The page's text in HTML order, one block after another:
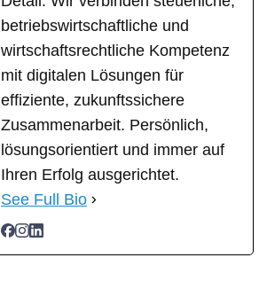
betriebswirtschaftliche und
wirtschaftsrechtliche Kompetenz
mit digitalen Lösungen für
effiziente, zukunftssichere
Zusammenarbeit. Persönlich,
lösungsorientiert und immer auf
Ihren Erfolg ausgerichtet.
See Full Bio